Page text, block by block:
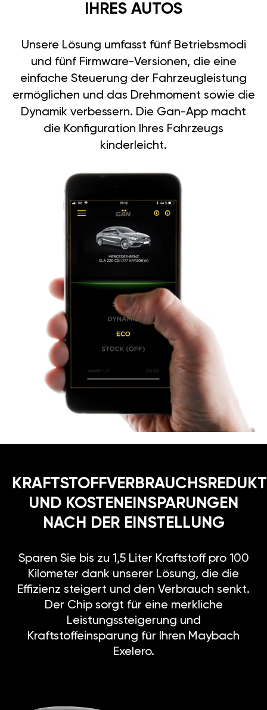
IHRES AUTOS
Unsere Lösung umfasst fünf Betriebsmodi
und fünf Firmware-Versionen, die eine
einfache Steuerung der Fahrzeugleistung
ermöglichen und das Drehmoment sowie die
Dynamik verbessern. Die Gan-App macht
die Konfiguration Ihres Fahrzeugs
kinderleicht.
UND KOSTENEINSPARUNGEN
NACH DER EINSTELLUNG
Sparen Sie bis zu 1,5 Liter Kraftstoff pro 100
Kilometer dank unserer Lösung, die die
Effizienz steigert und den Verbrauch senkt.
Der Chip sorgt für eine merkliche
Leistungssteigerung und
Kraftstoffeinsparung für Ihren Maybach
Exelero.